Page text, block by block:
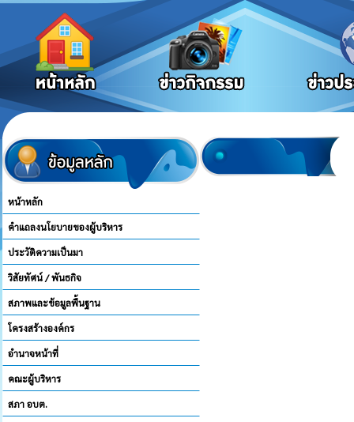
หน้าหลัก
คำแถลงนโยบายของผู้บริหาร
ประวัติความเป็นมา
วิสัยทัศน์ / พันธกิจ
สภาพและข้อมูลพื้นฐาน
โครงสร้างองค์กร
อำนาจหน้าที่
คณะผู้บริหาร
สภา อบต.